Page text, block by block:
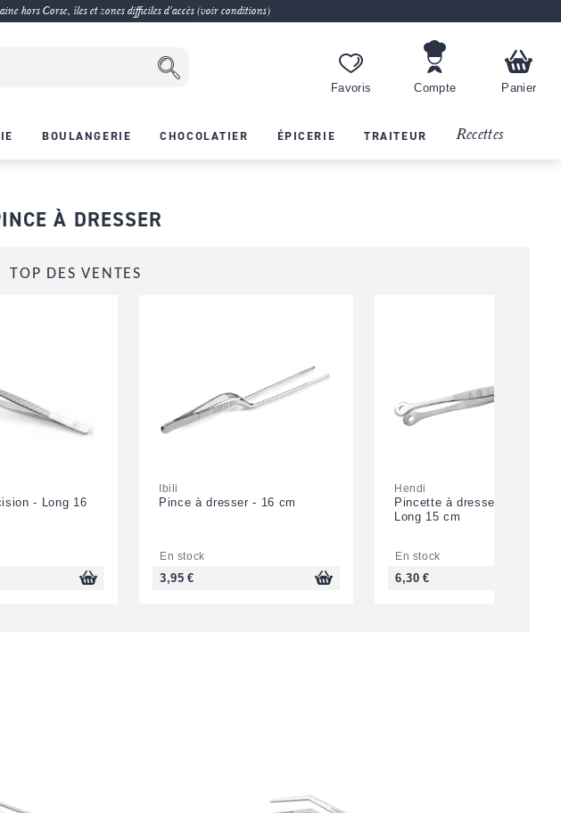
hors Corse, îles et zones difficiles d'accès (voir conditions)
Favoris Compte Panier
BOULANGERIE CHOCOLATIER ÉPICERIE TRAITEUR Recettes
À DRESSER
TOP DES VENTES
- Long 16
Ibili
Pince à dresser - 16 cm
En stock
3,95 €
Hendi
Pincette à dresser tête
Long 15 cm
En stock
6,30 €